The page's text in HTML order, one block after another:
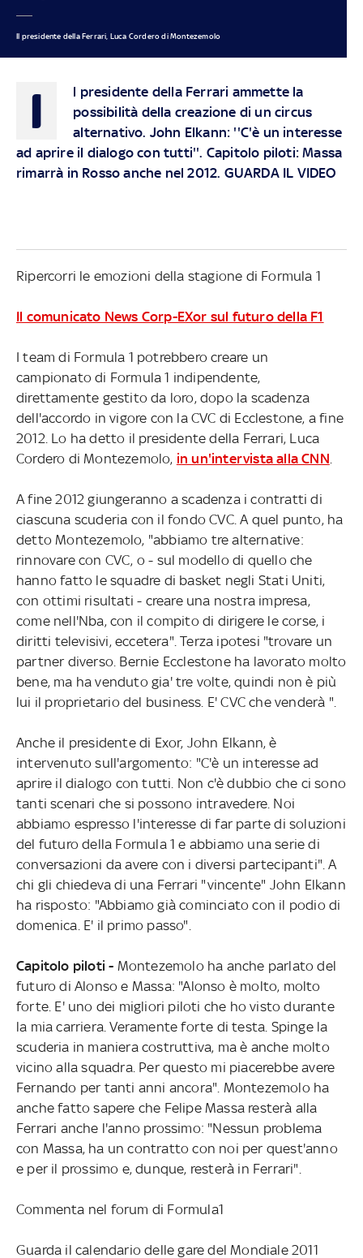
Il presidente della Ferrari, Luca Cordero di Montezemolo
I
l presidente della Ferrari ammette la
possibilità della creazione di un circus
alternativo. John Elkann: ''C'è un interesse
ad aprire il dialogo con tutti''. Capitolo piloti: Massa
rimarrà in Rosso anche nel 2012. GUARDA IL VIDEO
Ripercorri le emozioni della stagione di Formula 1
Il comunicato News Corp-EXor sul futuro della F1
I team di Formula 1 potrebbero creare un
campionato di Formula 1 indipendente,
direttamente gestito da loro, dopo la scadenza
dell'accordo in vigore con la CVC di Ecclestone, a fine
2012. Lo ha detto il presidente della Ferrari, Luca
Cordero di Montezemolo, in un'intervista alla CNN
A fine 2012 giungeranno a scadenza i contratti di
ciascuna scuderia con il fondo CVC. A quel punto, ha
detto Montezemolo, "abbiamo tre alternative:
rinnovare con CVC, o - sul modello di quello che
hanno fatto le squadre di basket negli Stati Uniti,
con ottimi risultati - creare una nostra impresa,
come nell'Nba, con il compito di dirigere le corse, i
diritti televisivi, eccetera". Terza ipotesi "trovare un
partner diverso. Bernie Ecclestone ha lavorato molto
bene, ma ha venduto gia' tre volte, quindi non è più
lui il proprietario del business. E' CVC che venderà ".
Anche il presidente di Exor, John Elkann, è
intervenuto sull'argomento: "C'è un interesse ad
aprire il dialogo con tutti. Non c'è dubbio che ci sono
tanti scenari che si possono intravedere. Noi
abbiamo espresso l'interesse di far parte di soluzioni
del futuro della Formula 1 e abbiamo una serie di
conversazioni da avere con i diversi partecipanti". A
chi gli chiedeva di una Ferrari "vincente" John Elkann
ha risposto: "Abbiamo già cominciato con il podio di
domenica. E' il primo passo".
Capitolo piloti - Montezemolo ha anche parlato del
futuro di Alonso e Massa: "Alonso è molto, molto
forte. E' uno dei migliori piloti che ho visto durante
la mia carriera. Veramente forte di testa. Spinge la
scuderia in maniera costruttiva, ma è anche molto
vicino alla squadra. Per questo mi piacerebbe avere
Fernando per tanti anni ancora". Montezemolo ha
anche fatto sapere che Felipe Massa resterà alla
Ferrari anche l'anno prossimo: "Nessun problema
con Massa, ha un contratto con noi per quest'anno
e per il prossimo e, dunque, resterà in Ferrari".
Commenta nel forum di Formula1
Guarda il calendario delle gare del Mondiale 2011